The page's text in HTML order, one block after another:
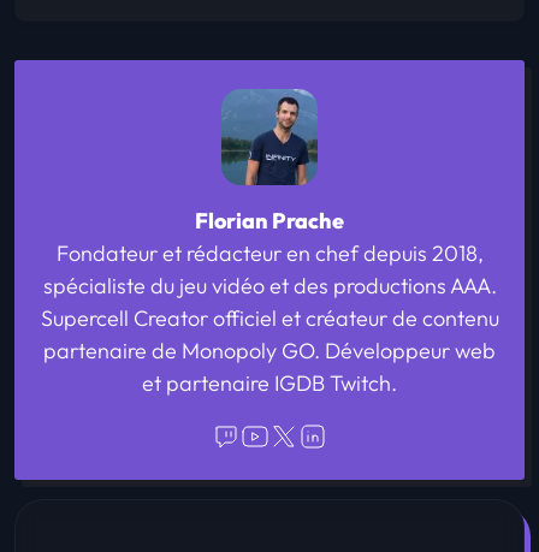
Florian Prache
Fondateur et rédacteur en chef depuis 2018,
spécialiste du jeu vidéo et des productions AAA.
Supercell Creator officiel et créateur de contenu
partenaire de Monopoly GO. Développeur web
et partenaire IGDB Twitch.